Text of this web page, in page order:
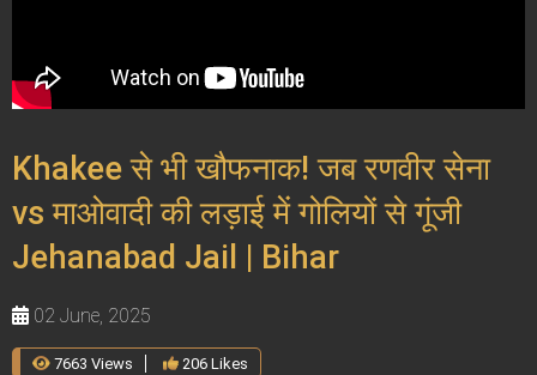
Khakee से भी खौफनाक! जब रणवीर सेना
vs माओवादी की लड़ाई में गोलियों से गूंजी
Jehanabad Jail | Bihar
02 June, 2025
7663 Views 206 Likes